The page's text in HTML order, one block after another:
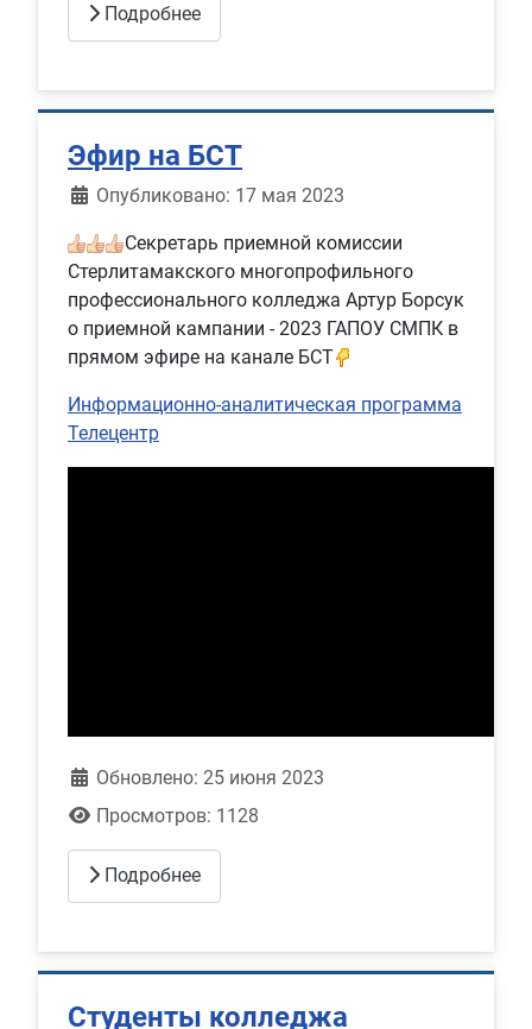
Подробнее
Эфир на БСТ
Информация о материале
Опубликовано: 17 мая 2023
Секретарь приемной комиссии
Стерлитамакского многопрофильного
профессионального колледжа Артур Борсук
о приемной кампании - 2023 ГАПОУ СМПК в
прямом эфире на канале БСТ
Информационно-аналитическая программа
Телецентр
Обновлено: 25 июня 2023
Просмотров: 1128
Подробнее
Студенты колледжа